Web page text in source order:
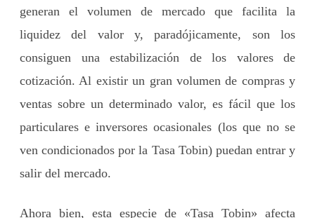
generan el volumen de mercado que facilita la
liquidez del valor y, paradójicamente, son los
consiguen una estabilización de los valores de
cotización. Al existir un gran volumen de compras y
ventas sobre un determinado valor, es fácil que los
particulares e inversores ocasionales (los que no se
ven condicionados por la Tasa Tobin) puedan entrar y
salir del mercado.
Ahora bien, esta especie de «Tasa Tobin» afecta